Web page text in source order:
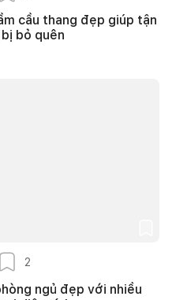
cầu thang đẹp giúp tận
bỏ quên
2
ngủ đẹp với nhiều